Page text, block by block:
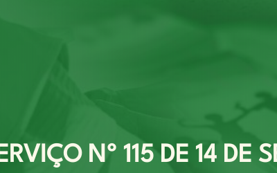
Nº 115 DE 14 DE